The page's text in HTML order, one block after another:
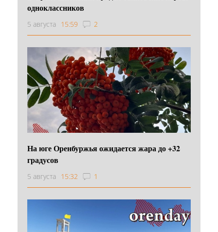
одноклассников
5 августа 15:59 2
На юге Оренбуржья ожидается жара до +32
градусов
5 августа 15:32 1